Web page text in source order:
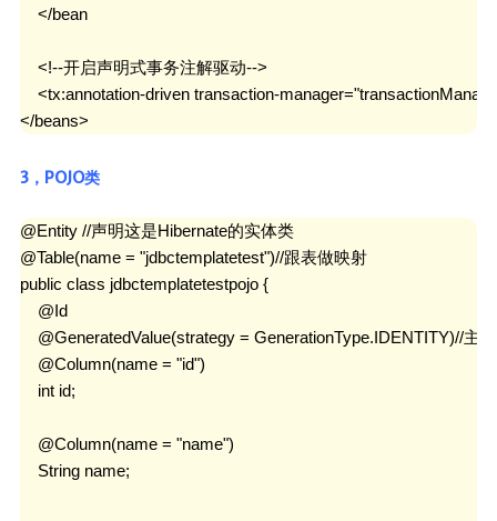
    </bean
    <!--开启声明式事务注解驱动-->
<tx:annotation-driven transaction-
</beans>
3，POJO类
@Entity //声明这是Hibernate的实体类
@Table(name = "jdbctemplatetest")//跟表做映射
public class jdbctemplatetestpojo {
    @Id
@GeneratedValue(strategy = GenerationType.IDENTITY)//主
    @Column(name = "id")
    int id;
    @Column(name = "name")
    String name;